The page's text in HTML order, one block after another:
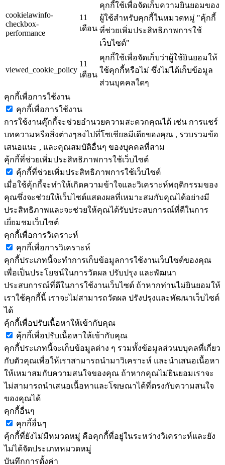
cookielawinfo-
checkbox-
performance
11
เดือน
คุกกี้ใช้เพื่อจัดเก็บความยินยอมของ
ผู้ใช้สำหรับคุกกี้ในหมวดหมู่ "คุ้กกี้
ที่ช่วยเพิ่มประสิทธิภาพการใช้
เว็บไซต์"
viewed_cookie_policy
11
เดือน
คุกกี้ใช้เพื่อจัดเก็บว่าผู้ใช้ยินยอมให้
ใช้คุกกี้หรือไม่ ซึ่งไม่ได้เก็บข้อมูล
ส่วนบุคคลใดๆ
คุกกี้เพื่อการใช้งาน
คุกกี้เพื่อการใช้งาน
การใช้งานคุ๊กกี้จะช่วยอำนวยความสะดวกคุณได้ เช่น การแชร์
บทความหรือสิ่งต่างๆลงไปที่โซเชียลมีเดียของคุณ , รวบรวมข้อ
เสนอแนะ , และคุณสมบัติอื่นๆ ของบุคคลที่สาม
คุ้กกี้ที่ช่วยเพิ่มประสิทธิภาพการใช้เว็บไซต์
คุ้กกี้ที่ช่วยเพิ่มประสิทธิภาพการใช้เว็บไซต์
เมื่อใช้คุ้กกี้จะทำให้เกิดความข้าใจและวิเคราะห์พฤติกรรมของ
คุณซึ่งจะช่วยให้เว็บไซต์แสดงผลที่เหมาะสมกับคุณได้อย่างมี
ประสิทธิภาพและจะช่วยให้คุณได้รับประสบการณ์ที่ดีในการ
เยี่ยมชมเว็บไซต์
คุกกี้เพื่อการวิเคราะห์
คุกกี้เพื่อการวิเคราะห์
คุกกี้ประเภทนี้จะทำการเก็บข้อมูลการใช้งานเว็บไซต์ของคุณ
เพื่อเป็นประโยชน์ในการวัดผล ปรับปรุง และพัฒนา
ประสบการณ์ที่ดีในการใช้งานเว็บไซต์ ถ้าหากท่านไม่ยินยอมให้
เราใช้คุกกี้นี้ เราจะไม่สามารถวัดผล ปรังปรุงและพัฒนาเว็บไซต์
ได้
คุ้กกี้เพื่อปรับเนื้อหาให้เข้ากับคุณ
คุ้กกี้เพื่อปรับเนื้อหาให้เข้ากับคุณ
คุกกี้ประเภทนี้จะเก็บข้อมูลต่าง ๆ รวมทั้งข้อมูลส่วนบบุคลที่เกี่ยว
กับตัวคุณเพื่อให้เราสามารถนำมาวิเคราะห์ และนำเสนอเนื้อหา
ให้เหมาสมกับความสนใจของคุณ ถ้าหากคุณไม่ยินยอมเราจะ
ไม่สามารถนำเสนอเนื้อหาและโฆษณาได้ที่ตรงกับความสนใจ
ของคุณได้
คุกกี้อื่นๆ
คุกกี้อื่นๆ
คุ้กกี้ที่ยังไม่มีหมวดหมู่ คือคุกกี้ที่อยู่ในระหว่างวิเคราะห์และยัง
ไม่ได้จัดประเภทหมวดหมู่
บันทึกการตั้งค่า